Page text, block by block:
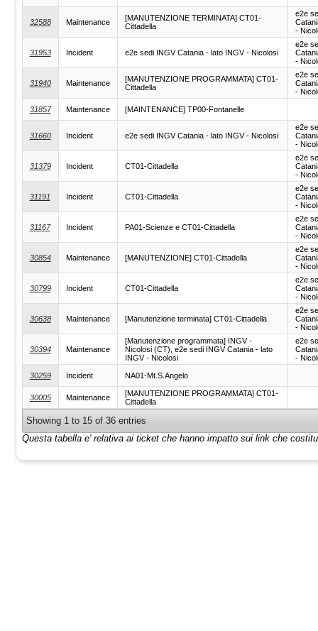
32588 Maintenance
[MANUTENZIONE TERMINATA] CT01-
Cittadella
e2e
-
31953 Incident e2e sedi INGV Catania - lato INGV - Nicolosi
e2e
-
31940 Maintenance
[MANUTENZIONE PROGRAMMATA] CT01-
Cittadella
e2e
-
31857 Maintenance [MAINTENANCE] TP00-Fontanelle
31660 Incident e2e sedi INGV Catania - lato INGV - Nicolosi
e2e
-
31379 Incident CT01-Cittadella
e2e
-
31191 Incident CT01-Cittadella
e2e
-
31167 Incident PA01-Scienze e CT01-Cittadella
e2e
-
30854 Maintenance [MANUTENZIONE] CT01-Cittadella
e2e
-
30799 Incident CT01-Cittadella
e2e
-
30638 Maintenance [Manutenzione terminata] CT01-Cittadella
e2e
-
30394 Maintenance
[Manutenzione programmata] INGV -
Nicolosi (CT), e2e sedi INGV Catania - lato
INGV - Nicolosi
e2e
-
30259 Incident NA01-Mt.S.Angelo
30005 Maintenance
[MANUTENZIONE PROGRAMMATA] CT01-
Cittadella
Showing 1 to 15 of 36 entries
Questa tabella e' relativa ai ticket che hanno impatto sui link che